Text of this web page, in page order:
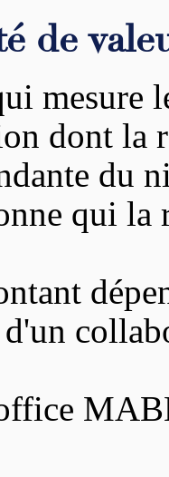
de
mesure
dont la
du
qui la